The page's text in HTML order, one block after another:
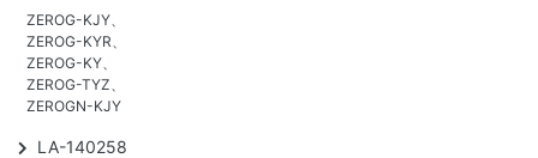
ZEROG-KJY、
ZEROG-KYR、
ZEROG-KY、
ZEROG-TYZ、
ZEROGN-KJY
LA-140258